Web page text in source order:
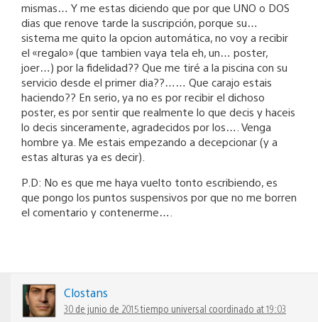
mismas… Y me estas diciendo que por que UNO o DOS
dias que renove tarde la suscripción, porque su…
sistema me quito la opcion automática, no voy a recibir
el «regalo» (que tambien vaya tela eh, un… poster,
joer…) por la fidelidad?? Que me tiré a la piscina con su
servicio desde el primer dia??…… Que carajo estais
haciendo?? En serio, ya no es por recibir el dichoso
poster, es por sentir que realmente lo que decis y haceis
lo decis sinceramente, agradecidos por los…. Venga
hombre ya. Me estais empezando a decepcionar (y a
estas alturas ya es decir).
P.D: No es que me haya vuelto tonto escribiendo, es
que pongo los puntos suspensivos por que no me borren
el comentario y contenerme….
Clostans
30 de junio de 2015 tiempo universal coordinado at 19:03